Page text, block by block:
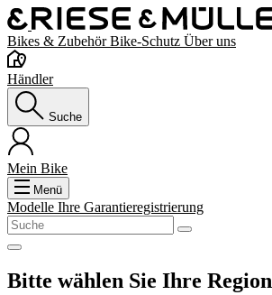
Bikes & ZubehörBike-Schutz Über uns
Händler
Suche
Mein Bike
Menü
Modelle Ihre Garantieregistrierung
Bitte wählen Sie Ihre Region